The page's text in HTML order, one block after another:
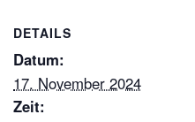
DETAILS
Datum:
17. November 2024
Zeit: